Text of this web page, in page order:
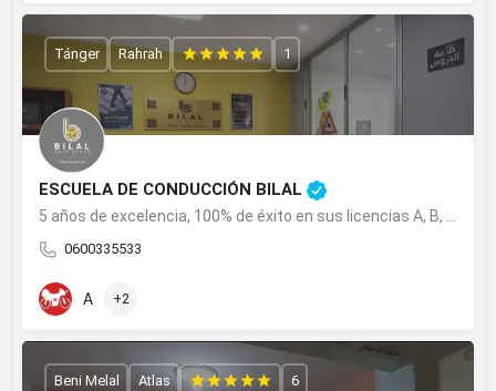
ESCUELA DE CONDUCCIÓN BILAL
0600335533
Tánger Rahrah 1
A +2
Beni Melal Atlas 6